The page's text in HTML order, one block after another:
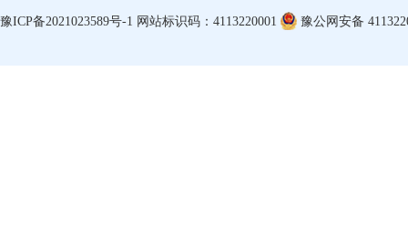
豫ICP备2021023589号-1 网站标识码：4113220001 豫公网安备